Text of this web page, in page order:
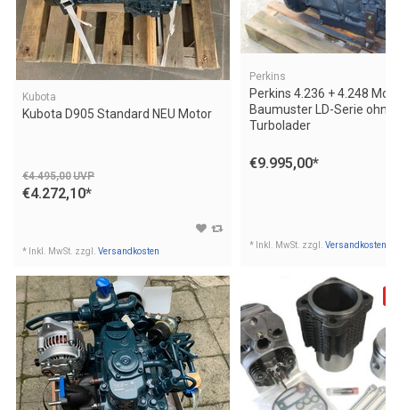
Kubota
Kubota D905 Standard NEU Motor
€4.495,00UVP
€4.272,10*
* Inkl. MwSt. zzgl. Versandkosten
Perkins
Perkins 4.236 + 4.248
Baumuster LD-Serie ohne
Turbolader
€9.995,00*
* Inkl. MwSt. zzgl. Versandkosten